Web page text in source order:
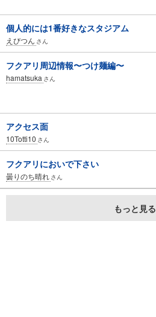
個人的には1番好きなスタジアム
えびつん さん
フクアリ周辺情報〜つけ麺編〜
hamatsuka さん
アクセス面
10Totti10 さん
フクアリにおいで下さい
曇りのち晴れ さん
もっと見る